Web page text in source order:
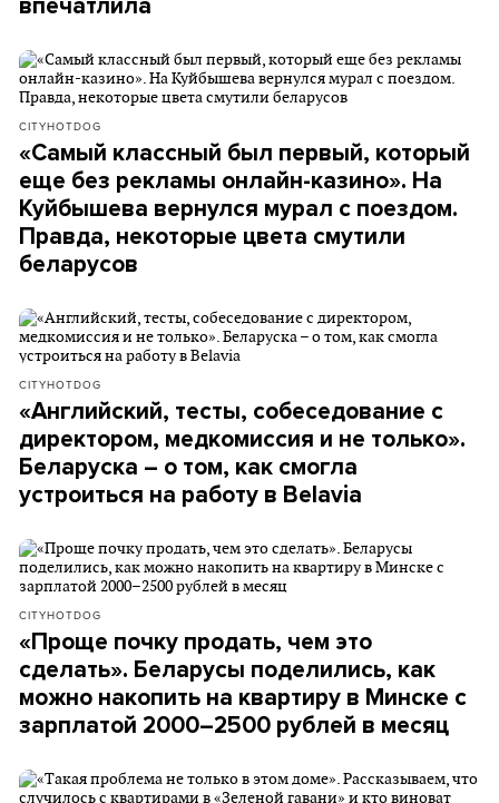
впечатлила
CITYHOTDOG
«Самый классный был первый, который
еще без рекламы онлайн-казино». На
Куйбышева вернулся мурал с поездом.
Правда, некоторые цвета смутили
беларусов
CITYHOTDOG
«Английский, тесты, собеседование с
директором, медкомиссия и не только».
Беларуска – о том, как смогла
устроиться на работу в Belavia
CITYHOTDOG
«Проще почку продать, чем это
сделать». Беларусы поделились, как
можно накопить на квартиру в Минске с
зарплатой 2000–2500 рублей в месяц